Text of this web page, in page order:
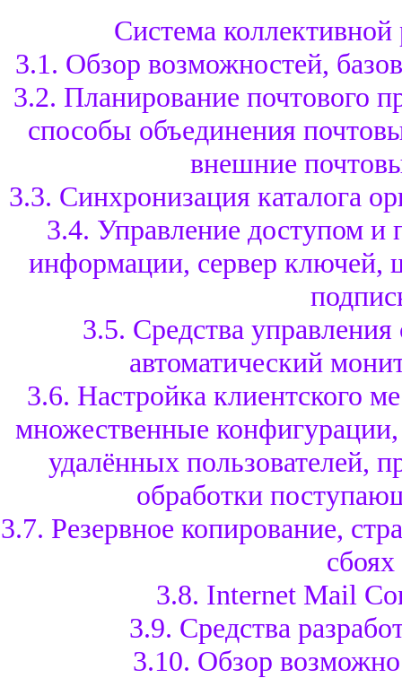
Система
3.1. Обзор возможностей,
3.2. Планирование почтового
способы объединения
внешние
3.3. Синхронизация каталога
3.4. Управление доступом
информации, сервер ключей,
3.5. Средства
автоматический
3.6. Настройка клиентского
множественные
удалённых пользователей,
обработки
3.7. Резервное копирование,
сбоях
3.8. Internet Mail
3.9. Средства
3.10. Обзор